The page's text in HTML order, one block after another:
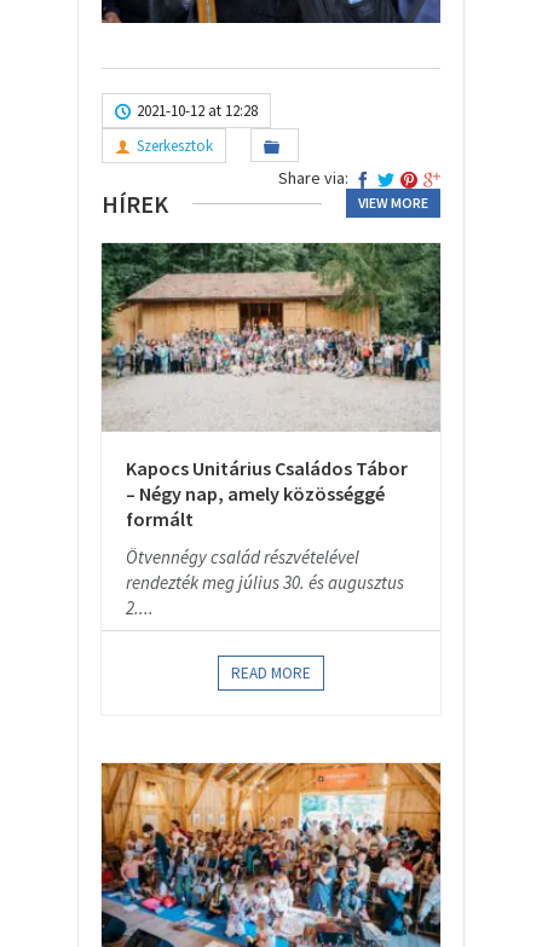
2021-10-12 at 12:28
Szerkesztok
Share via:
HÍREK VIEW MORE
Kapocs Unitárius Családos Tábor
– Négy nap, amely közösséggé
formált
Ötvennégy család részvételével
rendezték meg július 30. és augusztus
2....
READ MORE